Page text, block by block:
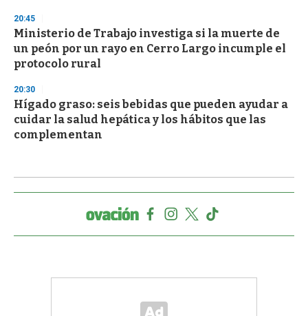
20:45
Ministerio de Trabajo investiga si la muerte de
un peón por un rayo en Cerro Largo incumple el
protocolo rural
20:30
Hígado graso: seis bebidas que pueden ayudar a
cuidar la salud hepática y los hábitos que las
complementan